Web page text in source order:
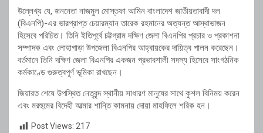
উল্লেখ্য যে, জননেতা নাজমুল মোস্তফা আমিন বাংলাদেশ জাতীয়তাবাদী দল
(বিএনপি)-এর ভারপ্রাপ্ত চেয়ারম্যান তারেক রহমানের অত্যন্ত আস্থাভাজন
হিসেবে পরিচিত। তিনি ইতিপূর্বে চট্টগ্রাম দক্ষিণ জেলা বিএনপির প্রচার ও প্রকাশনা
সম্পাদক এবং লোহাগাড়া উপজেলা বিএনপির আহ্বায়কের দায়িত্ব পালন করেছেন।
বর্তমানে তিনি দক্ষিণ জেলা বিএনপির একজন প্রভাবশালী সদস্য হিসেবে সাংগঠনিক
কর্মকাণ্ডে গুরুত্বপূর্ণ ভূমিকা রাখছেন।
জিয়ারত শেষে উপস্থিত নেতৃবৃন্দ স্থানীয় সাধারণ মানুষের সাথে কুশল বিনিময় করেন
এবং মরহুমের বিদেহী আত্মার শান্তি কামনায় দোয়া মাহফিলে শরিক হন।
Post Views: 217